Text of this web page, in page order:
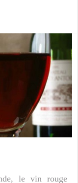
le vin rouge